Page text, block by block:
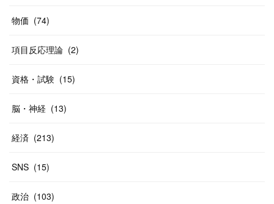
10
物価 (74)
項目反応理論 (2)
資格・試験 (15)
脳・神経 (13)
経済 (213)
SNS (15)
政治 (103)